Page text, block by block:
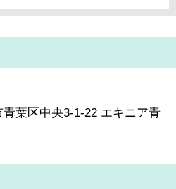
葉区中央3-1-22 エキニア青